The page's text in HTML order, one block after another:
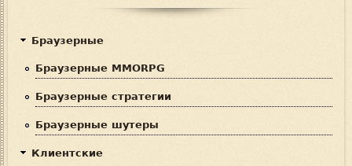
Браузерные
Браузерные MMORPG
Браузерные стратегии
Браузерные шутеры
Клиентские